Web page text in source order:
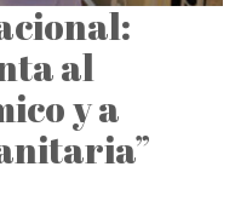
al
y a